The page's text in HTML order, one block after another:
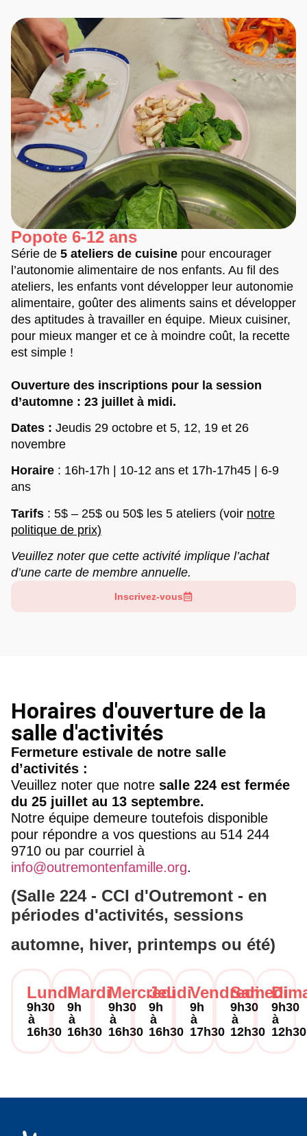
Popote 6-12 ans
Série de 5 ateliers de cuisine pour encourager
l’autonomie alimentaire de nos enfants. Au fil des
ateliers, les enfants vont développer leur autonomie
alimentaire, goûter des aliments sains et développer
des aptitudes à travailler en équipe. Mieux cuisiner,
pour mieux manger et ce à moindre coût, la recette
est simple !
Ouverture des inscriptions pour la session
d’automne : 23 juillet à midi.
Dates : Jeudis 29 octobre et 5, 12, 19 et 26
novembre
Horaire : 16h-17h | 10-12 ans et 17h-17h45 | 6-9
ans
Tarifs : 5$ – 25$ ou 50$ les 5 ateliers (voir notre
politique de prix)
Veuillez noter que cette activité implique l’achat
d’une carte de membre annuelle.
Inscrivez-vous
Horaires d'ouverture de la
salle d'activités
Fermeture estivale de notre salle
d’activités :
Veuillez noter que notre salle 224 est fermée
du 25 juillet au 13 septembre.
Notre équipe demeure toutefois disponible
pour répondre a vos questions au 514 244
9710 ou par courriel à
info@outremontenfamille.org.
(Salle 224 - CCI d'Outremont - en
périodes d'activités, sessions
automne, hiver, printemps ou été)
Lundi
9h30
à
16h30
Mardi
9h
à
16h30
Mercredi
9h30
à
16h30
Jeudi
9h
à
16h30
Vendredi
9h
à
17h30
Samedi
9h30
à
12h30
9h30
à
12h30